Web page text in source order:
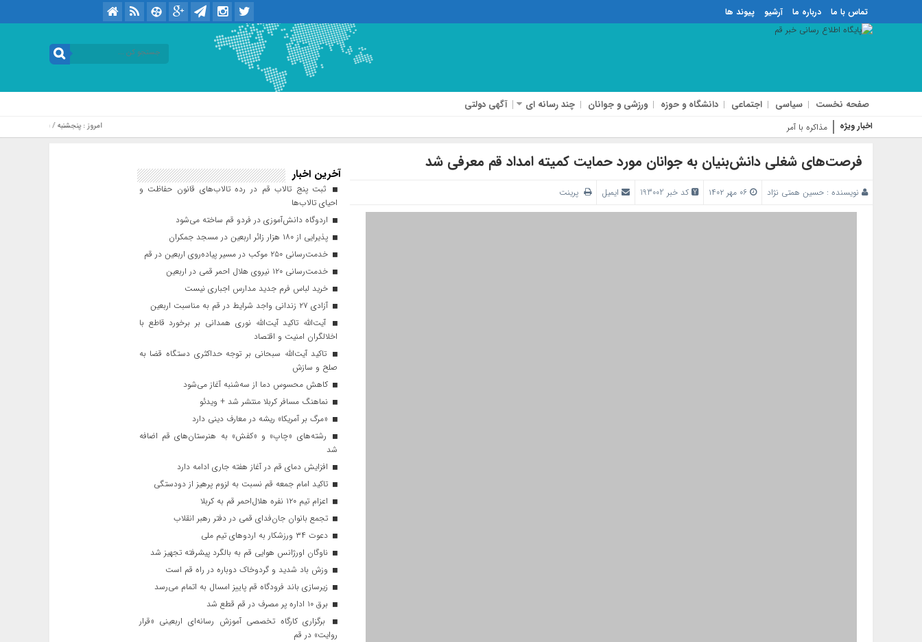
تماس با ما درباره ما آرشیو پیوند ها
صفحه نخست سیاسی اجتماعی دانشگاه و حوزه ورزشی و جوانان چند رسانه ای آگهی دولتی
اخبار ویژه مذاکره با آمریکا تأمین‌کننده امروز : پنجشنبه / ۱۵ مرداد / ۱۴۰۵ .::. برابر با : Thursday, 6 August , 2026
فرصت‌های شغلی دانش‌بنیان به جوانان مورد حمایت کمیته امداد قم معرفی شد
نویسنده : حسین همتی نژاد کد خبر 193002 ایمیل پرینت
آخرین اخبار
ثبت پنج تالاب قم در رده تالاب‌های قانون حفاظت و
احیای تالاب‌ها
اردوگاه دانش‌آموزی در فردو قم ساخته می‌شود
پذیرایی از ۱۸۰ هزار زائر اربعین در مسجد جمکران
خدمت‌رسانی ۲۵۰ موکب در مسیر پیاده‌روی اربعین در قم
خدمت‌رسانی ۱۲۰ نیروی هلال احمر قمی در اربعین
خرید لباس فرم جدید مدارس اجباری نیست
آزادی ۲۷ زندانی واجد شرایط در قم به مناسبت اربعین
آیت‌الله تاکید آیت‌الله نوری همدانی بر برخورد قاطع با
اخلالگران امنیت و اقتصاد
تاکید آیت‌الله‌ سبحانی بر توجه حداکثری دستگاه قضا به
صلح و سازش
کاهش محسوس دما از سه‌شنبه آغاز می‌شود
نماهنگ مسافر کربلا منتشر شد + ویدئو
«مرگ بر آمریکا» ریشه در معارف دینی دارد
رشته‌های «چاپ» و «کفش» به هنرستان‌های قم اضافه
شد
افزایش دمای قم در آغاز هفته جاری ادامه دارد
تاکید امام جمعه قم نسبت به لزوم پرهیز از دودستگی
اعزام تیم ۱۲۰ نفره هلال‌احمر قم به کربلا
تجمع بانوان جان‌فدای قمی در دفتر رهبر انقلاب
دعوت ۳۴ ورزشکار به اردوهای تیم ملی
ناوگان اورژانس هوایی قم به بالگرد پیشرفته تجهیز شد
وزش باد شدید و گردوخاک دوباره در راه قم است
زیرسازی باند فرودگاه قم پاییز امسال به اتمام می‌رسد
برق ۱۰ اداره پر مصرف در قم قطع شد
برگزاری کارگاه تخصصی آموزش رسانه‌ای اربعینی «قرار
روایت» در قم